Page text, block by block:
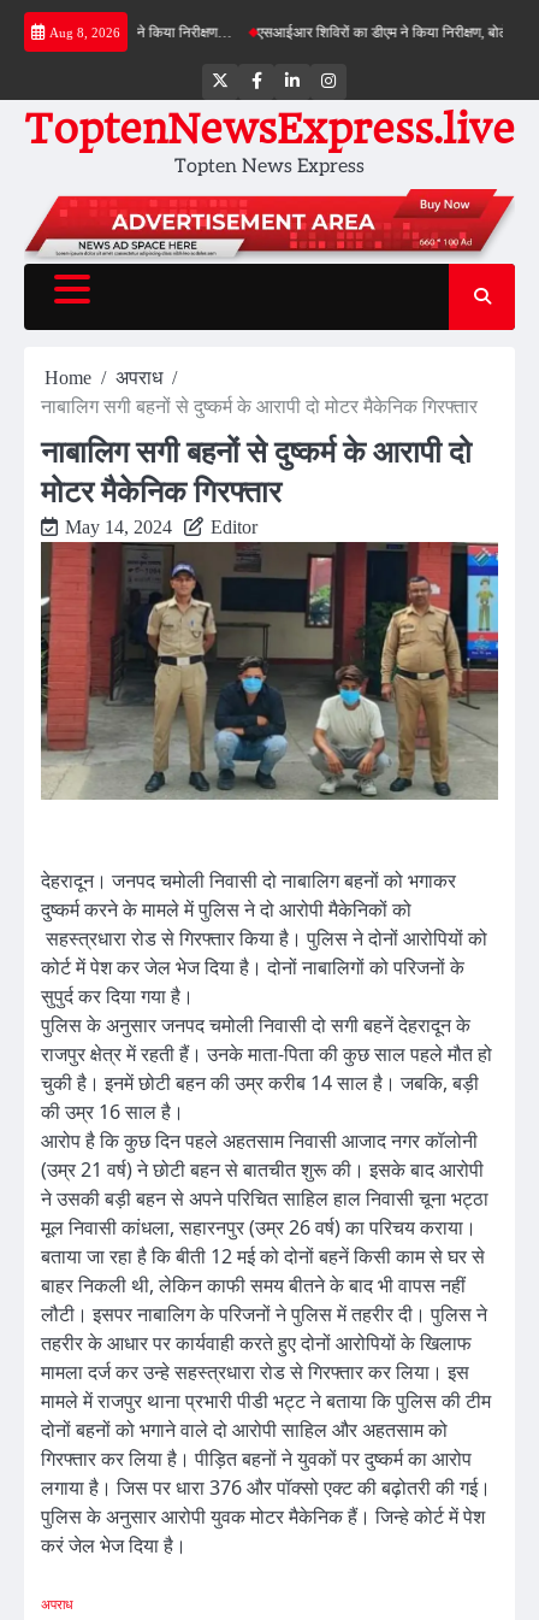
Skip
Aug 8, 2026
का डीएम ने किया निरीक्षण… एसआईआर शिविरों का डीएम ने किया निरीक्षण, बोले—कोई पात्र
TwitterFacebookLinkedInInstagram
ToptenNewsExpress.live
Topten News Express
Home
अपराध
नाबालिग सगी बहनों से दुष्कर्म के आरापी दो मोटर मैकेनिक गिरफ्तार
नाबालिग सगी बहनों से दुष्कर्म के आरापी दो
मोटर मैकेनिक गिरफ्तार
May 14, 2024 Editor
देहरादून। जनपद चमोली निवासी दो नाबालिग बहनों को भगाकर
दुष्कर्म करने के मामले में पुलिस ने दो आरोपी मैकेनिकों को
सहस्त्रधारा रोड से गिरफ्तार किया है। पुलिस ने दोनों आरोपियों को
कोर्ट में पेश कर जेल भेज दिया है। दोनों नाबालिगों को परिजनों के
सुपुर्द कर दिया गया है।
पुलिस के अनुसार जनपद चमोली निवासी दो सगी बहनें देहरादून के
राजपुर क्षेत्र में रहती हैं। उनके माता-पिता की कुछ साल पहले मौत हो
चुकी है। इनमें छोटी बहन की उम्र करीब 14 साल है। जबकि, बड़ी
की उम्र 16 साल है।
आरोप है कि कुछ दिन पहले अहतसाम निवासी आजाद नगर कॉलोनी
(उम्र 21 वर्ष) ने छोटी बहन से बातचीत शुरू की। इसके बाद आरोपी
ने उसकी बड़ी बहन से अपने परिचित साहिल हाल निवासी चूना भट्ठा
मूल निवासी कांधला, सहारनपुर (उम्र 26 वर्ष) का परिचय कराया।
बताया जा रहा है कि बीती 12 मई को दोनों बहनें किसी काम से घर से
बाहर निकली थी, लेकिन काफी समय बीतने के बाद भी वापस नहीं
लौटी। इसपर नाबालिग के परिजनों ने पुलिस में तहरीर दी। पुलिस ने
तहरीर के आधार पर कार्यवाही करते हुए दोनों आरोपियों के खिलाफ
मामला दर्ज कर उन्हे सहस्त्रधारा रोड से गिरफ्तार कर लिया। इस
मामले में राजपुर थाना प्रभारी पीडी भट्ट ने बताया कि पुलिस की टीम
दोनों बहनों को भगाने वाले दो आरोपी साहिल और अहतसाम को
गिरफ्तार कर लिया है। पीड़ित बहनों ने युवकों पर दुष्कर्म का आरोप
लगाया है। जिस पर धारा 376 और पॉक्सो एक्ट की बढ़ोतरी की गई।
पुलिस के अनुसार आरोपी युवक मोटर मैकेनिक हैं। जिन्हे कोर्ट में पेश
करं जेल भेज दिया है।
अपराध